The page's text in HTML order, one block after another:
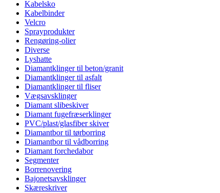
Kabelsko
Kabelbinder
Velcro
Sprayprodukter
Rengøring-olier
Diverse
Lyshatte
Diamantklinger til beton/granit
Diamantklinger til asfalt
Diamantklinger til fliser
Vægsavsklinger
Diamant slibeskiver
Diamant fugefræserklinger
PVC/plast/glasfiber skiver
Diamantbor til tørborring
Diamantbor til vådborring
Diamant forchedabor
Segmenter
Borrenovering
Bajonetsavsklinger
Skæreskriver